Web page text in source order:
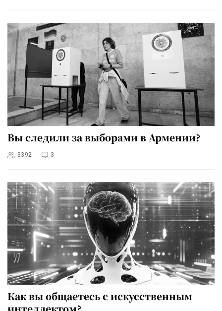
Вы следили за выборами в Армении?
3392 3
Как вы общаетесь с искусственным